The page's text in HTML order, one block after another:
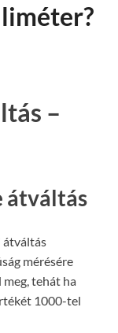
–
átváltás
átváltás
mérésére
tehát ha
1000-tel